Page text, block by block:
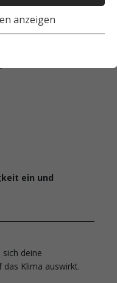
anzeigen
ein und
deine
das Klima auswirkt.